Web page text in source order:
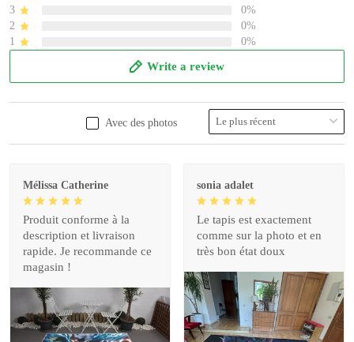
3
0%
2
0%
1
0%
Write a review
Avec des photos
Mélissa Catherine
Produit conforme à la
description et livraison
rapide. Je recommande ce
magasin !
sonia adalet
Le tapis est exactement
comme sur la photo et en
très bon état doux